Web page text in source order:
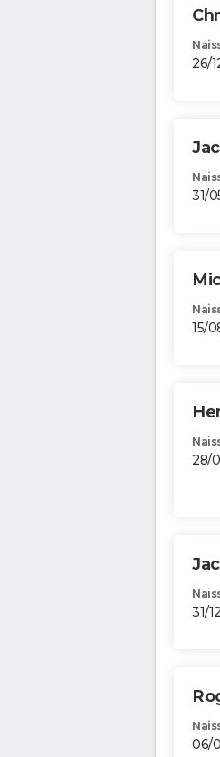
26/
31/
15/
28/
31/
06/